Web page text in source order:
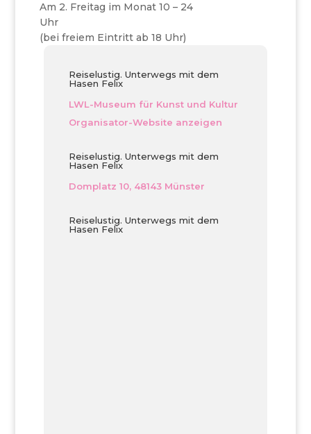
Am 2. Freitag im Monat 10 – 24
Uhr
(bei freiem Eintritt ab 18 Uhr)
Reiselustig. Unterwegs mit dem
Hasen Felix
LWL-Museum für Kunst und Kultur
Organisator-Website anzeigen
Reiselustig. Unterwegs mit dem
Hasen Felix
Domplatz 10, 48143 Münster
Reiselustig. Unterwegs mit dem
Hasen Felix